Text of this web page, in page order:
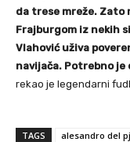
da trese mreže. Zato
Frajburgom iz nekih
Vlahović uživa
navijača. Potrebno je
rekao je legendarni
TAGS alesandro del